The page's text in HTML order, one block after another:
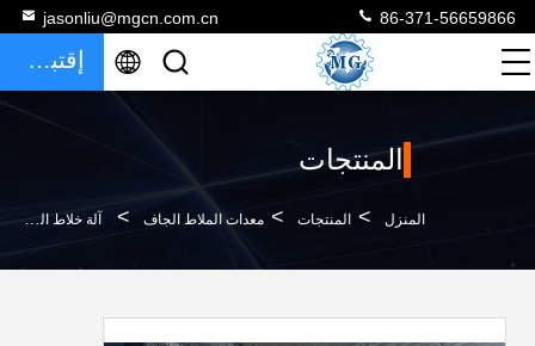
jasonliu@mgcn.com.cn 86-371-56659866
إقتباس
المنتجات
المنزل > المنتجات > معدات الملاط الجاف > آلة خلاط الملاط الجاف الجاف البسيط مع الترجيح والتعبئة الأوتوماتيكية